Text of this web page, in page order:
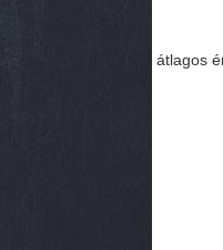
átlagos